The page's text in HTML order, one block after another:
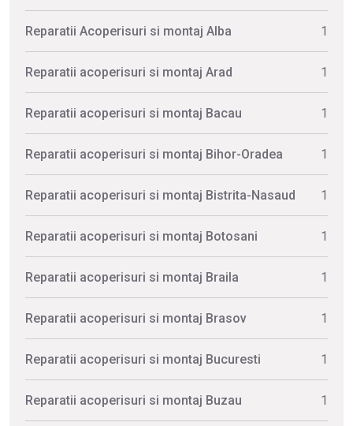
Reparatii Acoperisuri si montaj Alba 1
Reparatii acoperisuri si montaj Arad 1
Reparatii acoperisuri si montaj Bacau 1
Reparatii acoperisuri si montaj Bihor-Oradea 1
Reparatii acoperisuri si montaj Bistrita-Nasaud 1
Reparatii acoperisuri si montaj Botosani 1
Reparatii acoperisuri si montaj Braila 1
Reparatii acoperisuri si montaj Brasov 1
Reparatii acoperisuri si montaj Bucuresti 1
Reparatii acoperisuri si montaj Buzau 1